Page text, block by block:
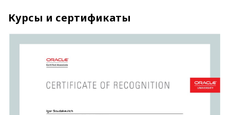
Курсы и сертификаты